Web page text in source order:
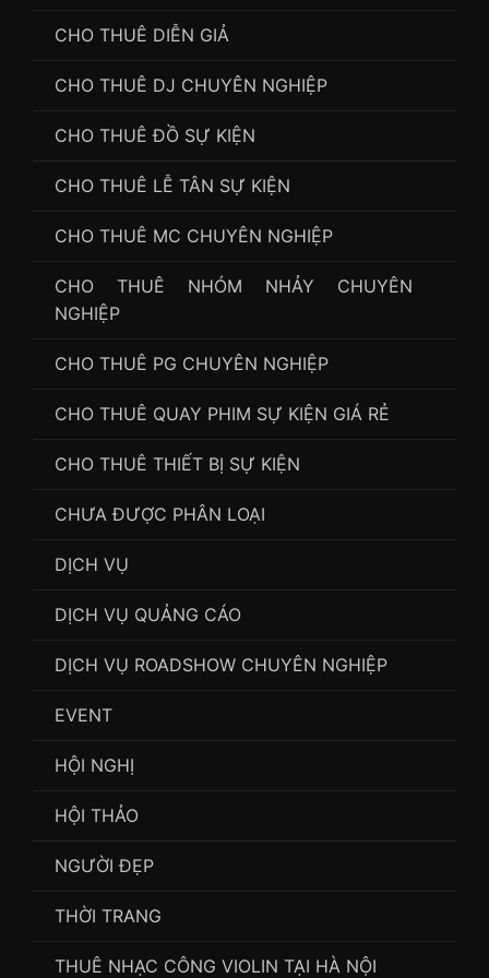
CHO THUÊ DIỄN GIẢ
CHO THUÊ DJ CHUYÊN NGHIỆP
CHO THUÊ ĐỒ SỰ KIỆN
CHO THUÊ LỄ TÂN SỰ KIỆN
CHO THUÊ MC CHUYÊN NGHIỆP
CHO THUÊ NHÓM NHẢY CHUYÊN
NGHIỆP
CHO THUÊ PG CHUYÊN NGHIỆP
CHO THUÊ QUAY PHIM SỰ KIỆN GIÁ RẺ
CHO THUÊ THIẾT BỊ SỰ KIỆN
CHƯA ĐƯỢC PHÂN LOẠI
DỊCH VỤ
DỊCH VỤ QUẢNG CÁO
DỊCH VỤ ROADSHOW CHUYÊN NGHIỆP
EVENT
HỘI NGHỊ
HỘI THẢO
NGƯỜI ĐẸP
THỜI TRANG
THUÊ NHẠC CÔNG VIOLIN TẠI HÀ NỘI